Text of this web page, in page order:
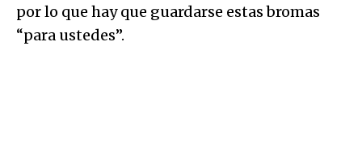
por lo que hay que guardarse estas bromas
“para ustedes”.